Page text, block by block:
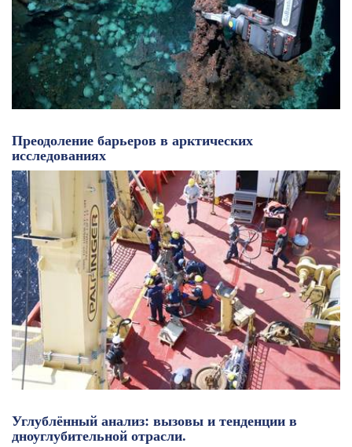
Преодоление барьеров в арктических
исследованиях
Углублённый анализ: вызовы и тенденции в
дноуглубительной отрасли.